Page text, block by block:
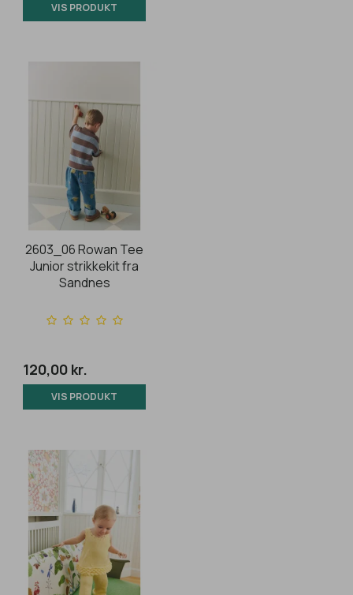
VIS PRODUKT
2603_06 Rowan Tee
Junior strikkekit fra
Sandnes
120,00 kr.
VIS PRODUKT